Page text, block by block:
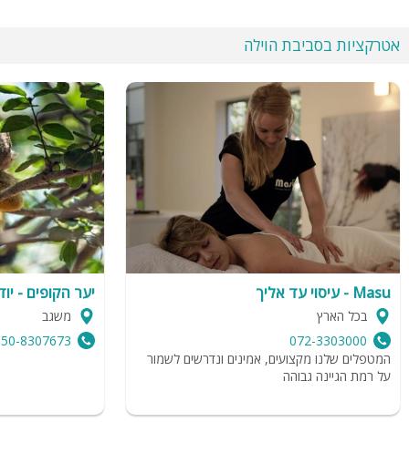
אטרקציות בסביבת הוילה
Masu - עיסוי עד אליך
בכל הארץ
072-3303000
המטפלים שלנו מקצועים, אמינים ונדרשים לשמור
על רמת הגיינה גבוהה
יער הקופים -
משגב
8307673